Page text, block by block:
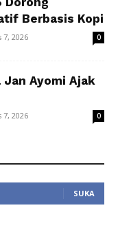
Berbasis Kopi
7, 2026 0
Jan Ayomi Ajak
7, 2026 0
SUKA